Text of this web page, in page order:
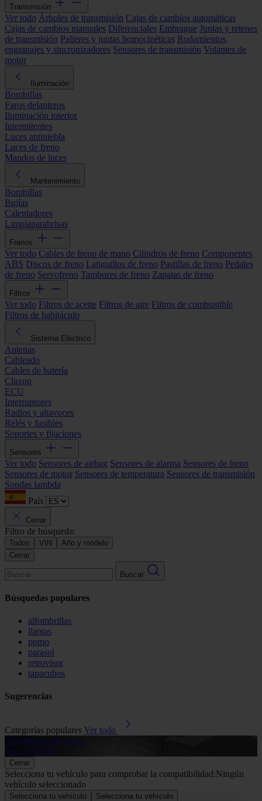
Transmisión
Ver todo Árboles de transmisión Cajas de cambios automáticas
Cajas de cambios manuales Diferenciales Embrague Juntas y retenes
de transmisión Palieres y juntas homocinéticas Rodamientos,
engranajes y sincronizadores Sensores de transmisión Volantes de
motor
Iluminación
Bombillas
Faros delanteros
Iluminación interior
Intermitentes
Luces antiniebla
Luces de freno
Mandos de luces
Mantenimiento
Bombillas
Bujías
Calentadores
Limpiaparabrisas
Frenos
Ver todo Cables de freno de mano Cilindros de freno Componentes
ABS Discos de freno Latiguillos de freno Pastillas de freno Pedales
de freno Servofreno Tambores de freno Zapatas de freno
Filtros
Ver todo Filtros de aceite Filtros de aire Filtros de combustible
Filtros de habitáculo
Sistema Eléctrico
Antenas
Cableado
Cables de batería
Claxon
ECU
Interruptores
Radios y altavoces
Relés y fusibles
Soportes y fijaciones
Sensores
Ver todo Sensores de airbag Sensores de alarma Sensores de freno
Sensores de motor Sensores de temperatura Sensores de transmisión
Sondas lambda
País
Cerrar
Filtro de búsqueda:
Todos VIN
Año y modelo
Cerrar
Buscar
Búsquedas populares
alfombrillas
llantas
pomo
parasol
retrovisor
tapacubos
Sugerencias
Categorías populares Ver todo
Alfombrillas de goma
Ver productos
Cerrar
Selecciona tu vehículo para comprobar la compatibilidad:Ningún
vehículo seleccionado
Selecciona tu vehículo Selecciona tu vehículo